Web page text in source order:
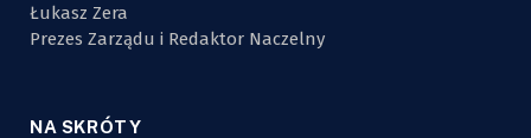
Łukasz Zera
Prezes Zarządu i Redaktor Naczelny
NA SKRÓTY